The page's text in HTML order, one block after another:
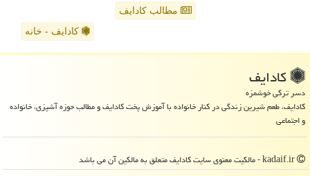
مطالب کادایف
کادایف - خانه
كادایف
دسر ترکی خوشمزه
کادایف، طعم شیرین زندگی در کنار خانواده با آموزش پخت کادایف و مطالب حوزه آشپزی، خانواده
و اجتماعی